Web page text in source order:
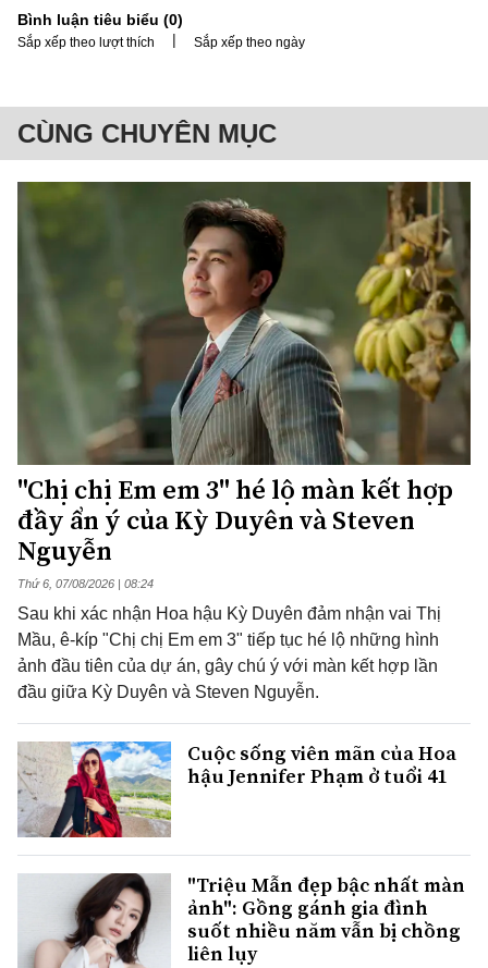
Bình luận tiêu biểu (0)
Sắp xếp theo lượt thích | Sắp xếp theo ngày
CÙNG CHUYÊN MỤC
"Chị chị Em em 3" hé lộ màn kết hợp
đầy ẩn ý của Kỳ Duyên và Steven
Nguyễn
Thứ 6, 07/08/2026 | 08:24
Sau khi xác nhận Hoa hậu Kỳ Duyên đảm nhận vai Thị
Mầu, ê-kíp "Chị chị Em em 3" tiếp tục hé lộ những hình
ảnh đầu tiên của dự án, gây chú ý với màn kết hợp lần
đầu giữa Kỳ Duyên và Steven Nguyễn.
Cuộc sống viên mãn của Hoa
hậu Jennifer Phạm ở tuổi 41
"Triệu Mẫn đẹp bậc nhất màn
ảnh": Gồng gánh gia đình
suốt nhiều năm vẫn bị chồng
liên lụy